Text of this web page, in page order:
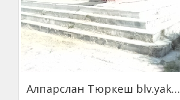
Алпарслан Тюркеш blv.yak…